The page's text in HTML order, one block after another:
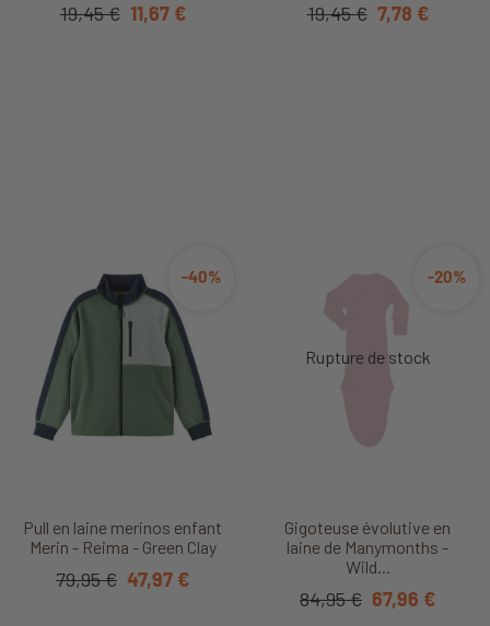
19,45 € 11,67 € 19,45 € 7,78 €
Pull en laine merinos enfant
Merin - Reima - Green Clay
-40%
79,95 € 47,97 €
Gigoteuse évolutive en
laine de Manymonths -
Wild...
-20%
84,95 € 67,96 €